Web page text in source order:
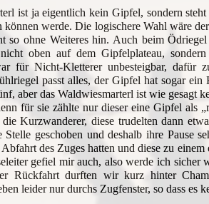
ist ja eigentlich kein Gipfel, sondern
können werde. Die logischere Wahl wäre
ohne Weiteres hin. Auch beim
oben auf dem Gipfelplateau,
für Nicht-Kletterer unbesteigbar, dafür
passt alles, der Gipfel hat sogar
aber das Waldwiesmarterl ist wie gesagt
für sie zählte nur dieser eine Gipfel als
Kurzwanderer, diese trudelten dann
Stelle geschoben und deshalb ihre Pause
des Zuges hatten und diese zu
gefiel mir auch, also werde ich
Rückfahrt durften wir kurz hinter Cham
leider nur durchs Zugfenster, so dass es